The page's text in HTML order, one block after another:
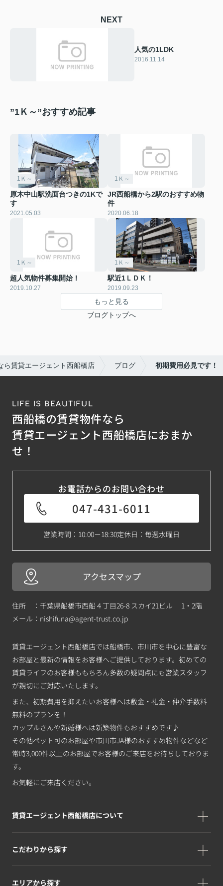
NEXT
人気の1LDK
2016.11.14
”1Ｋ～”おすすめ記事
1Ｋ～
原木中山駅洗面台つきの1Kで
す
2021.05.03
1Ｋ～
JR西船橋から2駅のおすすめ物
件
2020.06.18
1Ｋ～
超人気物件募集開始！
2019.10.27
1Ｋ～
駅近1ＬＤＫ！
2019.09.23
もっと見る
ブログトップへ
ら賃貸エージェント西船橋店 ブログ 初期費用必見です！
LIFE IS BEAUTIFUL
西船橋の賃貸物件なら
賃貸エージェント西船橋店におまか
せ！
お電話からのお問い合わせ
047-431-6011
営業時間：10:00－18:30定休日：毎週水曜日
アクセスマップ
住所 ：千葉県船橋市西船４丁目26-8 スカイ21ビル 1・2階
メール： nishifuna@agent-trust.co.jp
賃貸エージェント西船橋店では船橋市、市川市を中心に豊富な
お部屋と最新の情報をお客様へご提供しております。初めての
賃貸ライフのお客様ももちろん多数の疑問点にも営業スタッフ
が親切にご対応いたします。
また、初期費用を抑えたいお客様へは敷金・礼金・仲介手数料
無料のプランを！
カップルさんや新婚様へは新築物件もおすすめです♪
その他ペット可のお部屋や市川市JA様のおすすめ物件などなど
常時3,000件以上のお部屋でお客様のご来店をお待ちしておりま
す。
お気軽にご来店ください。
賃貸エージェント西船橋店について
こだわりから探す
エリアから探す